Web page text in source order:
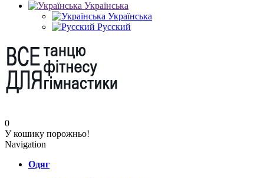
Українська
Українська
Русский
0
У кошику порожньо!
Navigation
Одяг